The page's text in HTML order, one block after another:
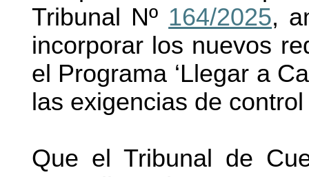
Tribunal Nº 164/2025,
incorporar los nuevos
el Programa ‘Llegar a
las exigencias de
Que el Tribunal de